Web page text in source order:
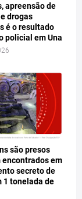
apreensão de
drogas
é o resultado
policial em Una
são presos
encontrados em
secreto de
1 tonelada de